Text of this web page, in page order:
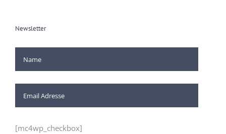
Newsletter
[mc4wp_checkbox]